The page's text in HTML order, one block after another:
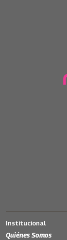
Institucional
Quiénes Somos